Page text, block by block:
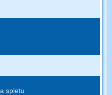
spletu